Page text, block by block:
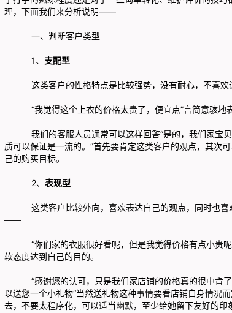
理，下面我们来分析说明——
一、判断客户类型
1、 支配型
这类客户的性格特点是比较强势，没有耐心，不喜欢
“我觉得这个上衣的价格太贵了，便宜点”言简意骇地表
我们的客服人员通常可以这样回答“是的，我们家宝贝
质可以保证是一流的。”首先要肯定这类客户的观点，其次
己的购买目标。
2、 表现型
这类客户比较外向，喜欢表达自己的观点，同时也喜
——
“你们家的衣服很好看呢，但是我觉得价格有点小贵呢
软态度达到自己的目的。
“感谢您的认可，只是我们家店铺的价格真的很中肯了
以送您一个小礼物”当然送礼物这种事情要看店铺自身情况
去，不要太程序化，可以适当幽默，至少给她留下友好的印